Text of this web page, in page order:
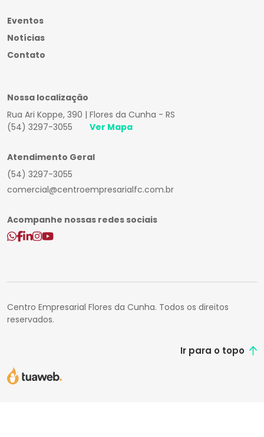
Eventos
Notícias
Contato
Nossa localização
Rua Ari Koppe, 390 | Flores da Cunha - RS
(54) 3297-3055
Ver Mapa
Atendimento Geral
(54) 3297-3055
comercial@centroempresarialfc.com.br
Acompanhe nossas redes sociais
Centro Empresarial Flores da Cunha. Todos os direitos
reservados.
Ir para o topo